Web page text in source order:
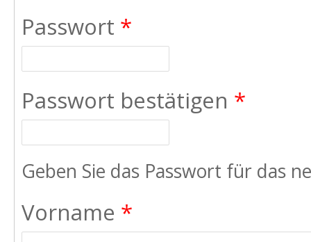
Passwort *
Passwort bestätigen *
Geben Sie das Passwort für das
Vorname *